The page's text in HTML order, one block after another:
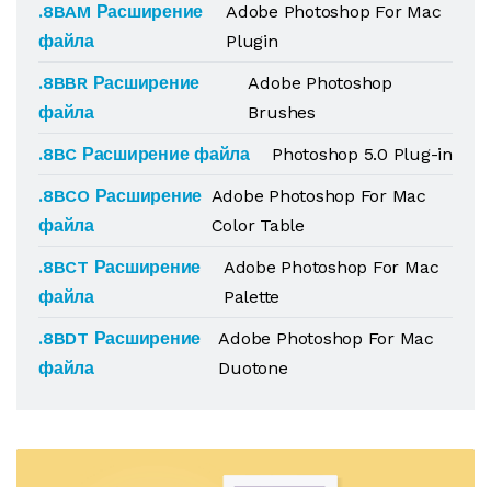
.8BAM Расширение
файла
Adobe Photoshop For Mac
Plugin
.8BBR Расширение
файла
Adobe Photoshop
Brushes
.8BC Расширение файла
Photoshop 5.0 Plug-in
.8BCO Расширение
файла
Adobe Photoshop For Mac
Color Table
.8BCT Расширение
файла
Adobe Photoshop For Mac
Palette
.8BDT Расширение
файла
Adobe Photoshop For Mac
Duotone